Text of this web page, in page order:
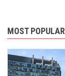
MOST POPULAR